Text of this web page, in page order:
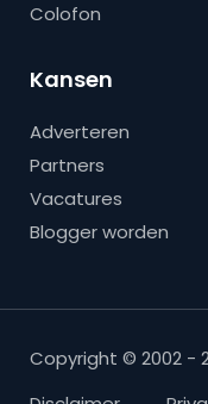
Colofon
Kansen
Adverteren
Partners
Vacatures
Blogger worden
Copyright © 2002 -